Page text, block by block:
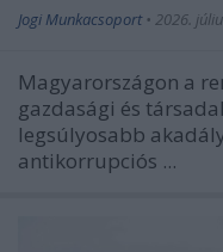
Jogi Munkacsoport • 2026.
Magyarországon a
gazdasági és
legsúlyosabb
antikorrupciós ...